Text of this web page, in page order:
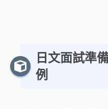
日文面試準
例